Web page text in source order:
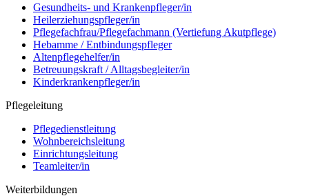
Gesundheits- und Krankenpfleger/in
Heilerziehungspfleger/in
Pflegefachfrau/Pflegefachmann (Vertiefung Akutpflege)
Hebamme / Entbindungspfleger
Altenpflegehelfer/in
Betreuungskraft / Alltagsbegleiter/in
Kinderkrankenpfleger/in
Pflegeleitung
Pflegedienstleitung
Wohnbereichsleitung
Einrichtungsleitung
Teamleiter/in
Weiterbildungen